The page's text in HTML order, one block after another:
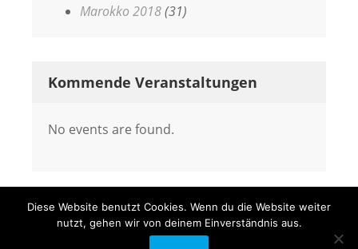
Marokko 2018(31)
Kommende Veranstaltungen
No events are found.
SPONGEBORNS.DE
Diese Website benutzt Cookies. Wenn du die Website weiter
nutzt, gehen wir von deinem Einverständnis aus.